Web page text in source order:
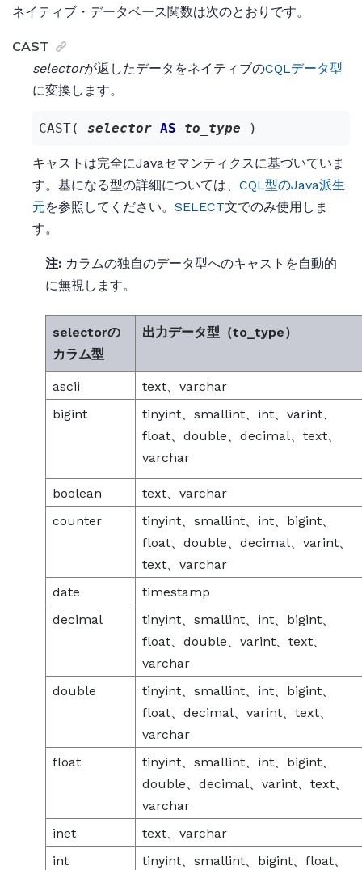
ネイティブ・データベース関数は次のとおりです。
CAST
selectorが返したデータをネイティブのCQLデータ型
に変換します。
CAST( selector AS to_type )
キャストは完全にJavaセマンティクスに基づいていま
す。基になる型の詳細については、 CQL型のJava派生
元を参照してください。 SELECT文でのみ使用しま
す。
注: カラムの独自のデータ型へのキャストを自動的
に無視します。
selectorの
カラム型
出力データ型（to_type）
ascii
text、varchar
bigint
tinyint、smallint、int、varint、
float、double、decimal、text、
varchar
boolean
text、varchar
counter
tinyint、smallint、int、bigint、
float、double、decimal、varint、
text、varchar
date
timestamp
decimal
tinyint、smallint、int、bigint、
float、double、varint、text、
varchar
double
tinyint、smallint、int、bigint、
float、decimal、varint、text、
varchar
float
tinyint、smallint、int、bigint、
double、decimal、varint、text、
varchar
inet
text、varchar
int
tinyint、smallint、bigint、float、